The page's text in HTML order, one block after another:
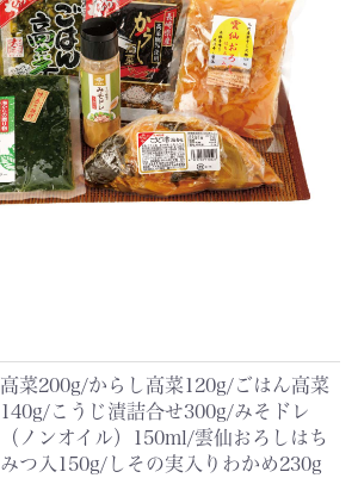
高菜200g/からし高菜120g/ごはん高菜
140g/こうじ漬詰合せ300g/みそドレ
（ノンオイル）150ml/雲仙おろしはち
みつ入150g/しその実入りわかめ230g